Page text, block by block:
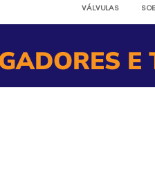
VÁLVULAS
E